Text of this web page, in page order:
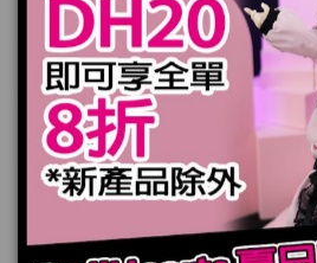
加入購物車